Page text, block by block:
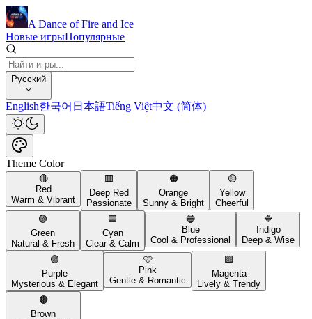
A Dance of Fire and Ice
Новые игрыПопулярные
Русский
English한국어 日本語Tiếng Việt中文 (简体)
Theme Color
🔴
Red
Warm & Vibrant
🟥
Deep Red
Passionate
🟠
Orange
Sunny & Bright
🟡
Yellow
Cheerful
🟢
Green
Natural & Fresh
🟦
Cyan
Clear & Calm
🔵
Blue
Cool & Professional
🔷
Indigo
Deep & Wise
🟣
Purple
Mysterious & Elegant
🩷
Pink
Gentle & Romantic
🟪
Magenta
Lively & Trendy
🟤
Brown